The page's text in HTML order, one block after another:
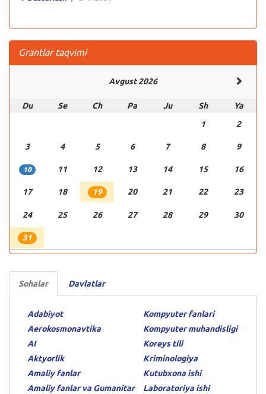
Grantlar taqvimi
Avgust 2026
Du Se Ch Pa Ju Sh
Ya
1
2
3 4 5 6 7 8 9
10 11 12 13 14 15 16
17 18 19 20 21 22 23
24 25 26 27 28 29 30
31
Sohalar Davlatlar
Adabiyot
Aerokosmonavtika
AI
Aktyorlik
Amaliy fanlar
Amaliy fanlar va Gumanitar
Kompyuter fanlari
Kompyuter muhandisligi
Koreys tili
Kriminologiya
Kutubxona ishi
Laboratoriya ishi